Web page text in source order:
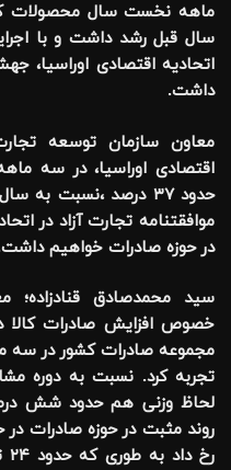
سال قبل رشد داشت و با
اتحادیه اقتصادی اوراسیا،
داشت.
معاون سازمان توسعه
اقتصادی اوراسیا، در سه
حدود ۳۷ درصد ،نسبت
موافقتنامه تجارت آزاد در
در حوزه صادرات خواهیم داشت
سید محمدصادق قنادزاده؛
مجموعه صادرات کشور در سه
تجربه کرد. نسبت به دوره
لحاظ وزنی هم حدود شش
روند مثبت در حوزه صادرات